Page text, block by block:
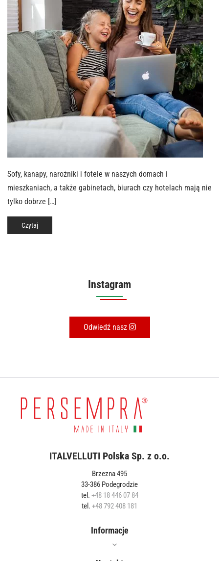
Sofy, kanapy, narożniki i fotele w naszych domach i
mieszkaniach, a także gabinetach, biurach czy hotelach mają nie
tylko dobrze […]
Czytaj
Instagram
Odwiedź nasz
ITALVELLUTI Polska Sp. z o.o.
Brzezna 495
33-386 Podegrodzie
tel. +48 18 446 07 84
tel. +48 792 408 181
Informacje
Oferta